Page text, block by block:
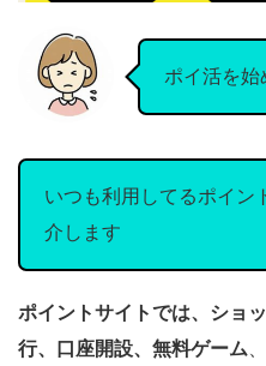
ポイ活を始
いつも利用してるポイン
介します
ポイントサイトでは、ショ
行、口座開設、無料ゲーム